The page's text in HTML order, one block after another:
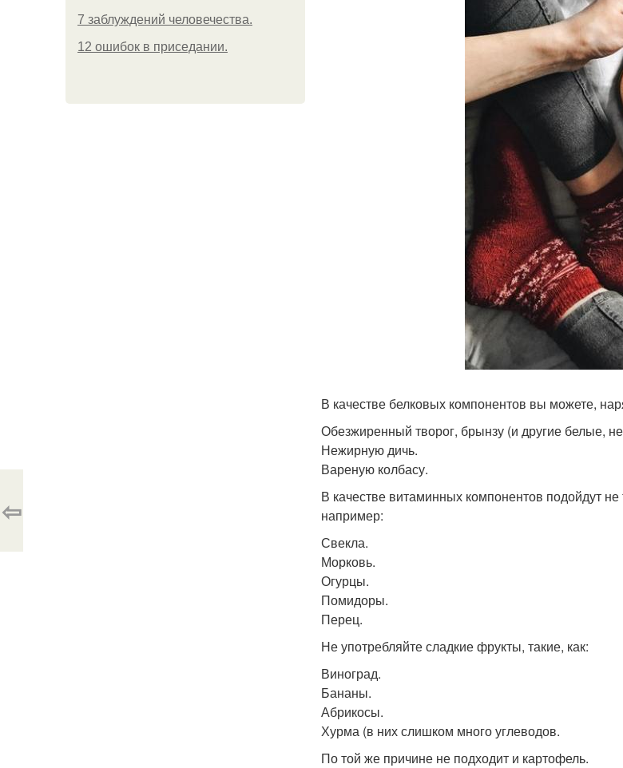
7 заблуждений человечества.
12 ошибок в приседании.
В качестве белковых компонентов вы можете,
Обезжиренный творог, брынзу (и другие белые,
Нежирную дичь.
Вареную колбасу.
В качестве витаминных компонентов подойдут
например:
Свекла.
Морковь.
Огурцы.
Помидоры.
Перец.
Не употребляйте сладкие фрукты, такие, как:
Виноград.
Бананы.
Абрикосы.
Хурма (в них слишком много углеводов.
По той же причине не подходит и картофель.
⇦